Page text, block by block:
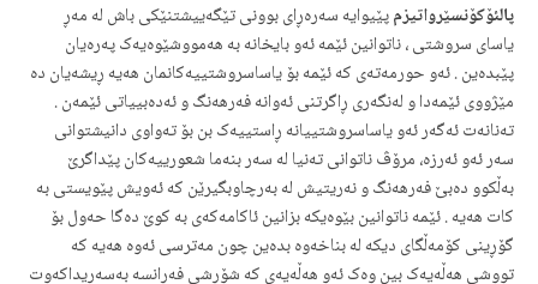
پالئۆکۆنسێرواتیزمپێیوایه‌ سه‌ره‌ڕای بوونی تێگه‌ییشتنێکی باش له‌ مه‌ڕ
یاسای سروشتی ، ناتوانین ئێمه‌ ئه‌و بایخانه‌ به‌ هه‌مووشێوه‌یه‌ک په‌ره‌یان
پێبده‌ین . ئه‌و حورمه‌ته‌ی که‌ ئێمه‌ بۆ یاساسروشتییه‌کانمان هه‌یه‌ ڕیشه‌یان ده‌
مێژووی ئێمه‌دا و له‌نگه‌ری ڕاگرتنی ئه‌وانه‌ فه‌رهه‌نگ و ئه‌ده‌بییاتی ئێمه‌ن .
ته‌نانه‌ت ئه‌گه‌ر ئه‌و یاساسروشتییانه‌ ڕاستییه‌ک بن بۆ ته‌واوی دانیشتوانی
سه‌ر ئه‌و ئه‌رزه‌، مرۆڤ ناتوانی ته‌نیا له‌ سه‌ر بنه‌ما شعورییه‌کان پێداگرێ
به‌ڵکوو ده‌بێ فه‌رهه‌نگ و نه‌ریتیش له‌ به‌رچاوبگیرێن که‌ ئه‌ویش پێویستی به‌
کات هه‌یه‌ . ئێمه‌ ناتوانین بێوه‌یکه‌‌ بزانین‌‌ ئاکامه‌که‌ی به‌ کوێ ده‌گا حه‌ول بۆ
گۆڕینی کۆمه‌ڵگای دیکه‌ له‌ بناخه‌وه‌ بده‌ین چون مه‌ترسی ئه‌وه‌ هه‌یه‌ که‌
تووشی هه‌ڵه‌یه‌ک بین وه‌ک ئه‌و‌ هه‌ڵه‌یه‌ی که‌ شۆڕشی فه‌ڕانسه‌ به‌سه‌ریداکه‌وت